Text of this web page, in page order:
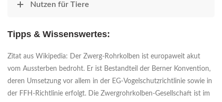
Nutzen für Tiere
Tipps & Wissenswertes:
Zitat aus Wikipedia: Der Zwerg-Rohrkolben ist europaweit akut
vom Aussterben bedroht. Er ist Bestandteil der Berner Konvention,
deren Umsetzung vor allem in der EG-Vogelschutzrichtlinie sowie in
der FFH-Richtlinie erfolgt. Die Zwergrohrkolben-Gesellschaft ist im